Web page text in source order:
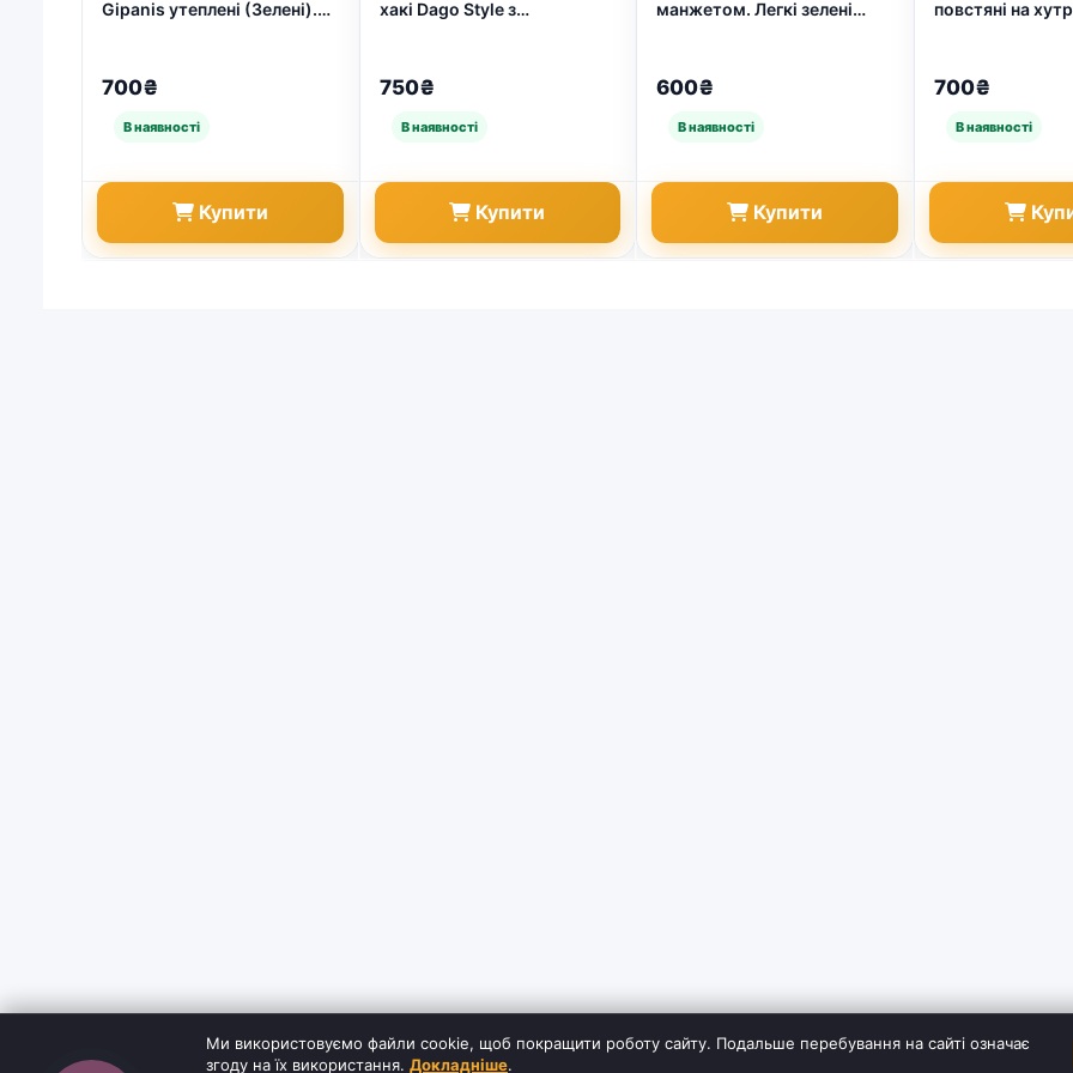
Gipanis утеплені (Зелені).
700₴
Купити
хакі Dago Style з
750₴
Купити
манжетом. Легкі зелені
600₴
Купити
повстяні на
700₴
Ми використовуємо файли cookie, щоб покращити роботу сайту. Подальше перебування на сайті означає
згоду на їх використання. Докладніше.